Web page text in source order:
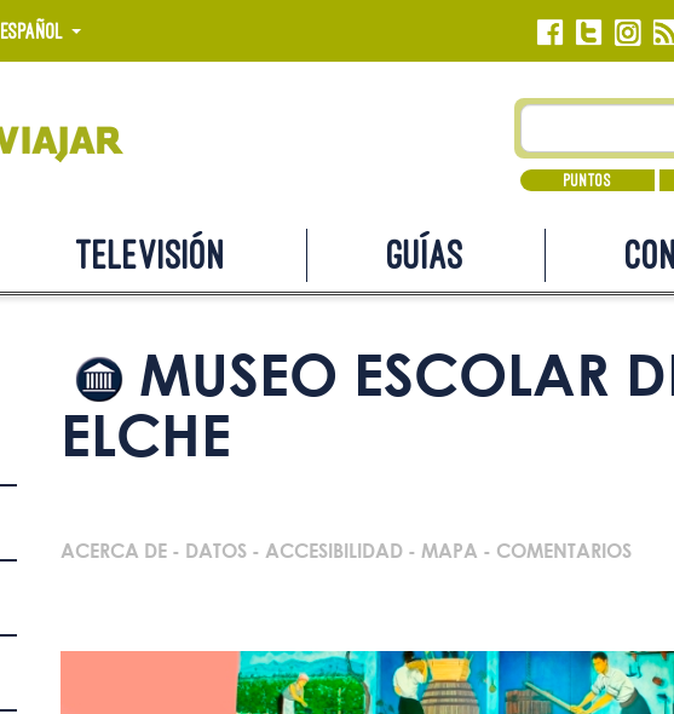
Español
Puntos
Televisión Guías
MUSEO ESCOLAR
ELCHE
ACERCA DE- DATOS- ACCESIBILIDAD- MAPA - COMENTARIOS